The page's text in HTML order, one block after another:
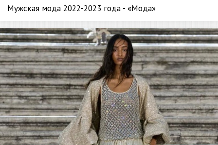
Мужская мода 2022-2023 года - «Мода»